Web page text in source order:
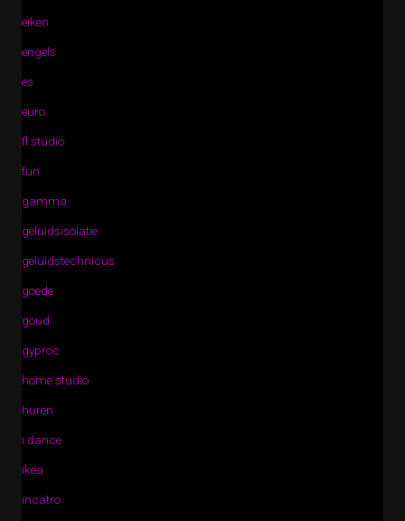
eiken
engels
es
euro
fl studio
fun
gamma
geluidsisolatie
geluidstechnicus
goede
goud
gyproc
home studio
huren
i dance
ikea
incatro